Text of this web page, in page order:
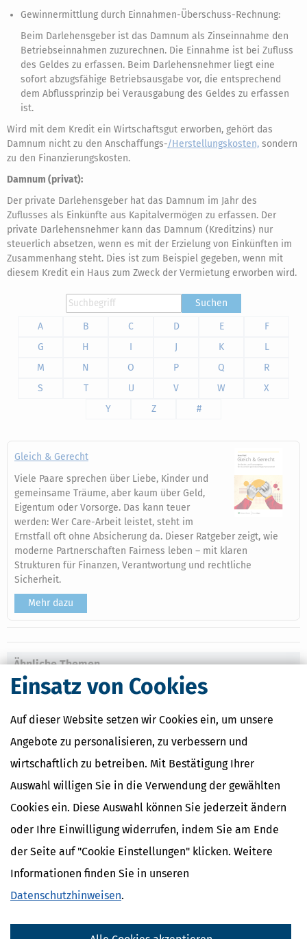
Einsatz von Cookies
Auf dieser Website setzen wir Cookies ein, um unsere
Angebote zu personalisieren, zu verbessern und
wirtschaftlich zu betreiben. Mit Bestätigung Ihrer
Auswahl willigen Sie in die Verwendung der gewählten
Cookies ein. Diese Auswahl können Sie jederzeit ändern
oder Ihre Einwilligung widerrufen, indem Sie am Ende
der Seite auf "Cookie Einstellungen" klicken. Weitere
Informationen finden Sie in unseren
Datenschutzhinweisen.
Gewinnermittlung durch Einnahmen-Überschuss-Rechnung:
Beim Darlehensgeber ist das Damnum als Zinseinnahme den
Betriebseinnahmen zuzurechnen. Die Einnahme ist bei Zufluss
des Geldes zu erfassen. Beim Darlehensnehmer liegt eine
sofort abzugsfähige Betriebsausgabe vor, die entsprechend
dem Abflussprinzip bei Verausgabung des Geldes zu erfassen
ist.
Wird mit dem Kredit ein Wirtschaftsgut erworben, gehört das
Damnum nicht zu den Anschaffungs-/Herstellungskosten, sondern
zu den Finanzierungskosten.
Damnum (privat):
Der private Darlehensgeber hat das Damnum im Jahr des
Zuflusses als Einkünfte aus Kapitalvermögen zu erfassen. Der
private Darlehensnehmer kann das Damnum (Kreditzins) nur
steuerlich absetzen, wenn es mit der Erzielung von Einkünften im
Zusammenhang steht. Dies ist zum Beispiel gegeben, wenn mit
diesem Kredit ein Haus zum Zweck der Vermietung erworben wird.
Suchen
A
B C D E
F
G
H I J K
L
M
N O P Q
R
S
T U V W
X
Y
Z #
Gleich & Gerecht
Viele Paare sprechen über Liebe, Kinder und
gemeinsame Träume, aber kaum über Geld,
Eigentum oder Vorsorge. Das kann teuer
werden: Wer Care-Arbeit leistet, steht im
Ernstfall oft ohne Absicherung da. Dieser Ratgeber zeigt, wie
moderne Partnerschaften Fairness leben – mit klaren
Strukturen für Finanzen, Verantwortung und rechtliche
Sicherheit.
Mehr dazu
Ähnliche Themen
Altersvorsorge, Rente & Finanzen
Verwandte Begriffe
Zinsen
rente-mit-67
Betriebsvermögensvergleich